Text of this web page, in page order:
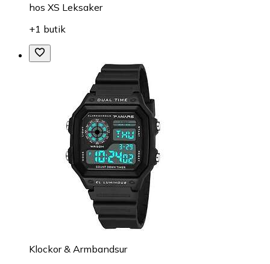
hos XS Leksaker
+1 butik
Klockor & Armbandsur